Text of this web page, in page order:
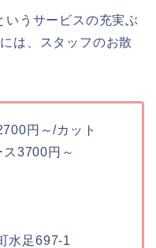
いうサービスの充実ぶ
は、スタッフのお散
円～/カット
3700円～
水足697-1